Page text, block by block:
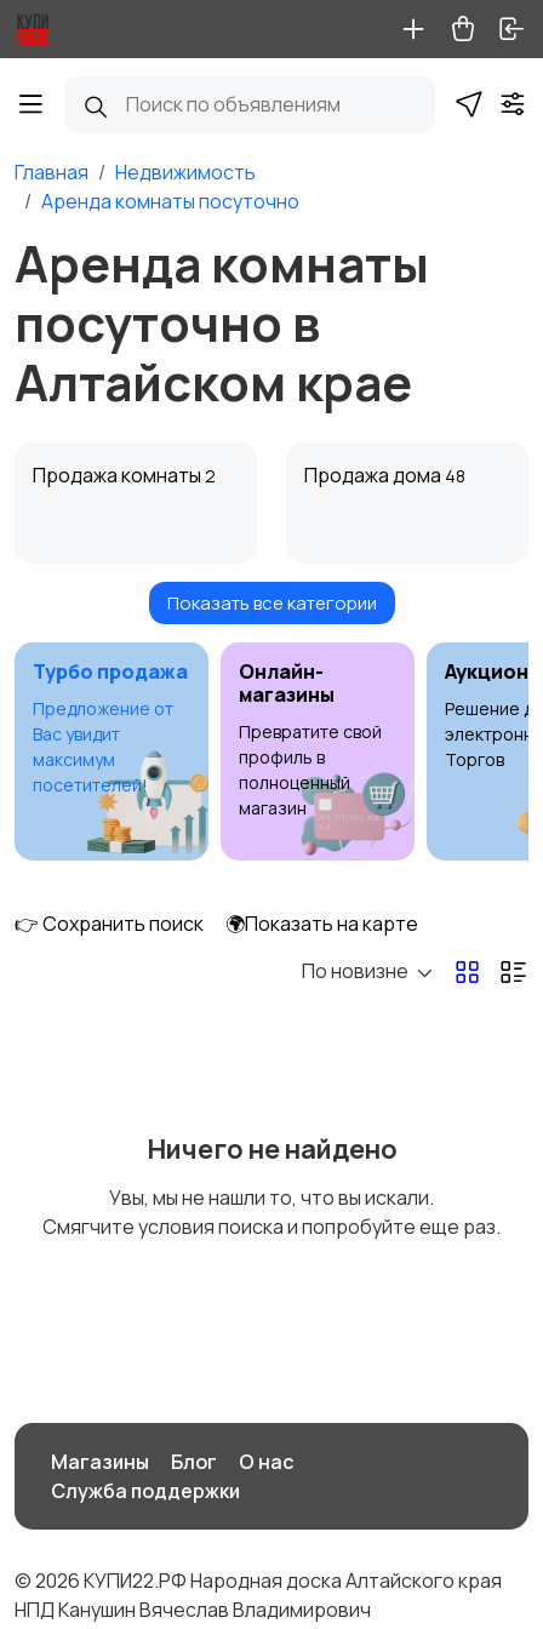
Главная
Недвижимость
Аренда комнаты посуточно
Аренда комнаты
посуточно в
Алтайском крае
Продажа комнаты 2 Продажа дома 48
Продажа участка8
Аренда квартиры
длительно3
Аренда комнаты
длительно
Аренда дома
длительно
посуточно1
посуточно
Показать все категории
Турбо продажа
Предложение от
Вас увидит
максимум
посетителей!
Онлайн-
магазины
Превратите свой
профиль в
полноценный
магазин
Аукционы
Решение
Торгов
👉 Сохранить поиск
🌍Показать на карте
По новизне
Ничего не найдено
Увы, мы не нашли то, что вы искали.
Смягчите условия поиска и попробуйте еще раз.
Магазины Блог
О нас
Служба поддержки
© 2026 КУПИ22.РФ Народная доска Алтайского края
НПД Канушин Вячеслав Владимирович